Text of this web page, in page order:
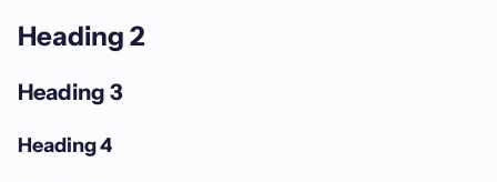
Heading 2
Heading 3
Heading 4